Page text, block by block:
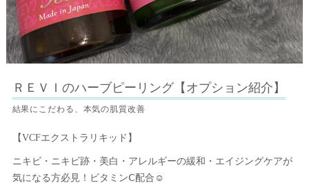
ＲＥＶＩのハーブピーリング【オプション紹介】
結果にこだわる、本気の肌質改善
【VCFエクストラリキッド】
ニキビ・ニキビ跡・美白・アレルギーの緩和・エイジングケアが
気になる方必見！ビタミンⅭ配合☺